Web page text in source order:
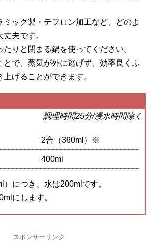
ミック製・テフロン加工など、どのよ
夫です。
りと閉まる鍋を使ってください。
とで、蒸気が外に逃げず、効率良くふ
げることができます。
調理時間25分/浸水時間除く
2合（360ml） ※
400ml
）につき、水は200mlです。
にします。
スポンサーリンク